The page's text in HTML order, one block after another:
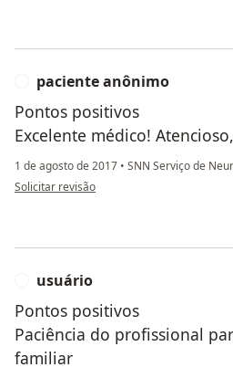
paciente anônimo
Pontos positivos
Excelente médico!
1 de agosto de 2017 • SNN Serviço de
na opinião do utilizador paciente anônimo
Solicitar revisão
usuário
Pontos positivos
Paciência do profissional
familiar